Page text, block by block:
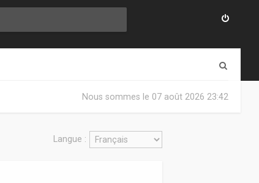
c
Nous sommes le 07 août 2026 23:42
Langue :